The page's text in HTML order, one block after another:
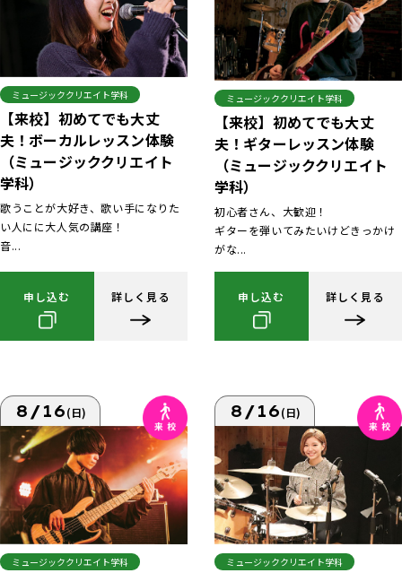
ミュージッククリエイト学科
【来校】初めてでも大丈
夫！ボーカルレッスン体験
（ミュージッククリエイト
学科）
歌うことが大好き、歌い手になりた
い人にに大人気の講座！
音...
申し込む 詳しく見る
ミュージッククリエイト学科
【来校】初めてでも大丈
夫！ギターレッスン体験
（ミュージッククリエイト
学科）
初心者さん、大歓迎！
ギターを弾いてみたいけどきっかけ
がな...
申し込む 詳しく見る
8/16(日)
ミュージッククリエイト学科
8/16(日)
ミュージッククリエイト学科